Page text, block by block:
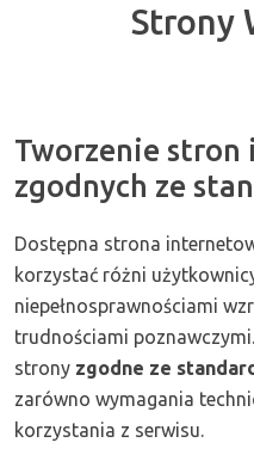
Strony
Tworzenie
zgodnych ze
Dostępna strona
korzystać różni
niepełnosprawnościami
trudnościami
strony zgodne ze
zarówno wymagania
korzystania z serwisu.